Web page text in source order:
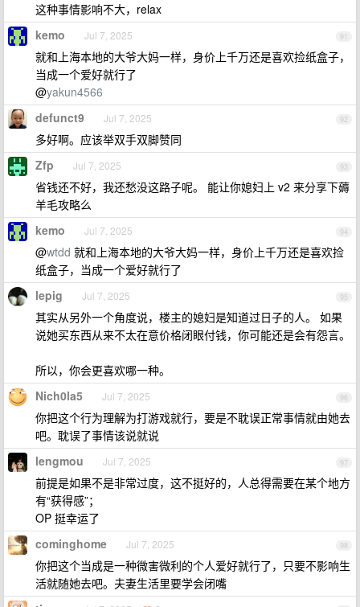
这种事情影响不大，relax
91
kemo Jul 7, 2025
就和上海本地的大爷大妈一样，身价上千万还是喜欢捡纸盒子，
当成一个爱好就行了
@yakun4566
92
defunct9 Jul 7, 2025
多好啊。应该举双手双脚赞同
93
Zfp Jul 7, 2025
省钱还不好，我还愁没这路子呢。 能让你媳妇上 v2 来分享下薅
羊毛攻略么
94
kemo Jul 7, 2025
@wtdd 就和上海本地的大爷大妈一样，身价上千万还是喜欢捡
纸盒子，当成一个爱好就行了
95
lepig Jul 7, 2025
其实从另外一个角度说，楼主的媳妇是知道过日子的人。 如果
说她买东西从来不太在意价格闭眼付钱，你可能还是会有怨言。
所以，你会更喜欢哪一种。
96
Nich0la5 Jul 7, 2025
你把这个行为理解为打游戏就行，要是不耽误正常事情就由她去
吧。耽误了事情该说就说
97
lengmou Jul 7, 2025
前提是如果不是非常过度，这不挺好的，人总得需要在某个地方
有“获得感”；
OP 挺幸运了
98
cominghome Jul 7, 2025
你把这个当成是一种微害微利的个人爱好就行了，只要不影响生
活就随她去吧。夫妻生活里要学会闭嘴